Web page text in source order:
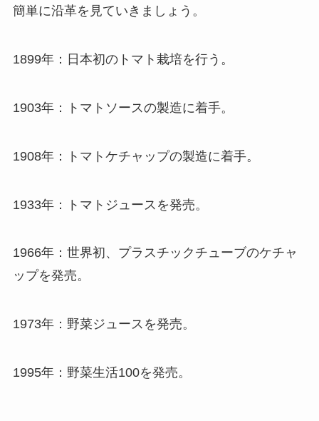
簡単に沿革を見ていきましょう。
1899年：日本初のトマト栽培を行う。
1903年：トマトソースの製造に着手。
1908年：トマトケチャップの製造に着手。
1933年：トマトジュースを発売。
1966年：世界初、プラスチックチューブのケチャ
ップを発売。
1973年：野菜ジュースを発売。
1995年：野菜生活100を発売。